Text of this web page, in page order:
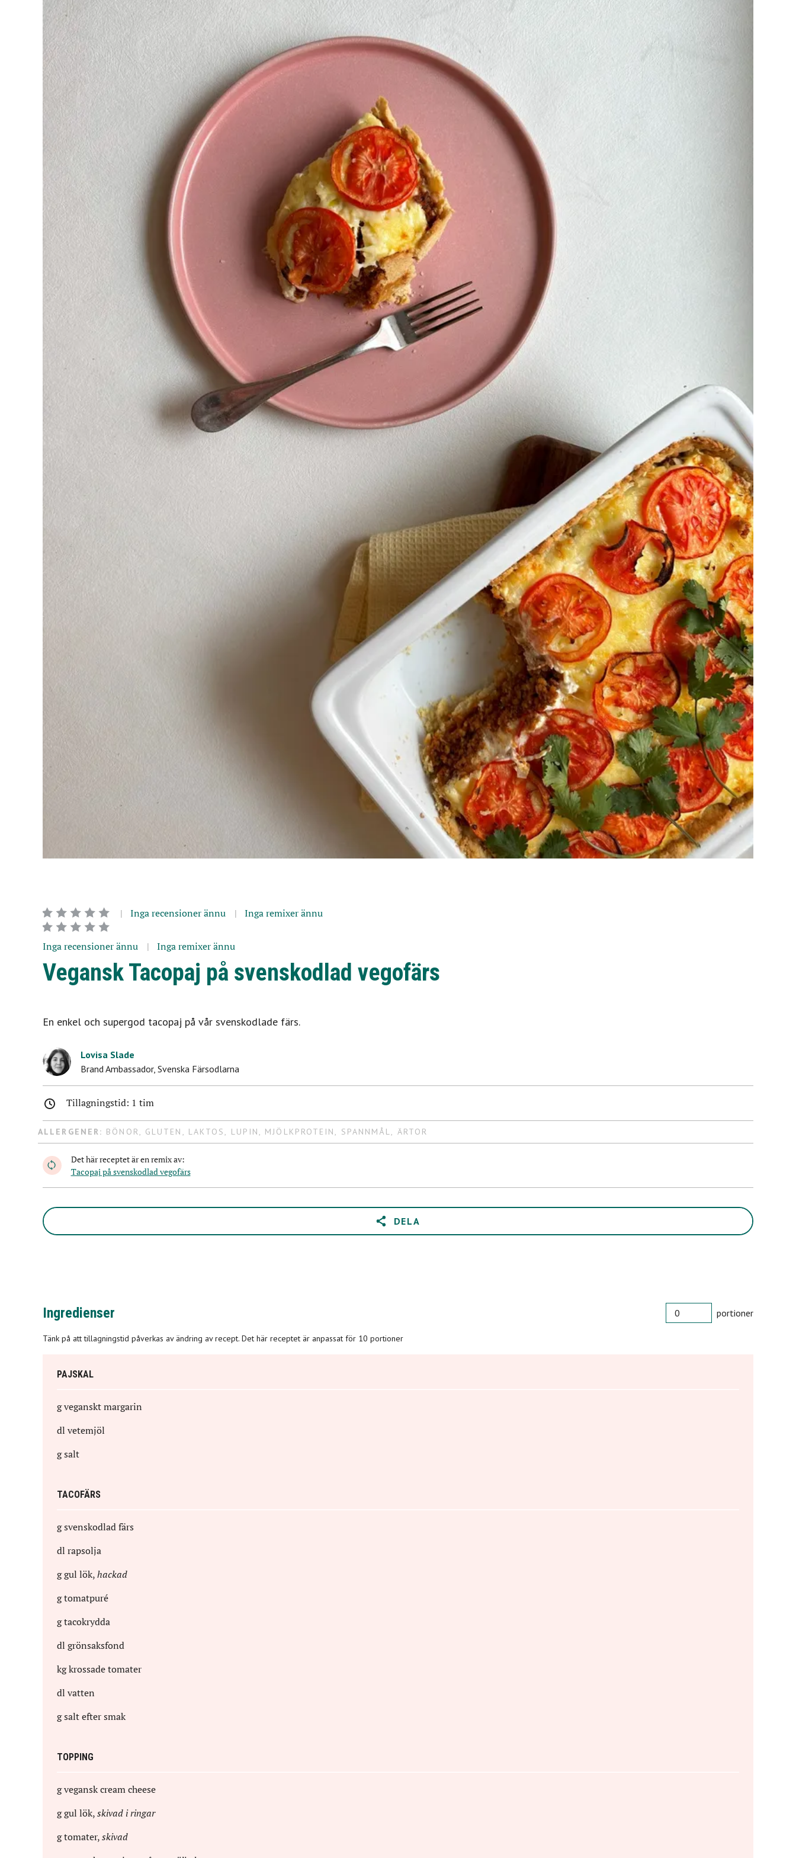
Inga recensioner ännu Inga remixer ännu
Inga recensioner ännu Inga remixer ännu
Vegansk Tacopaj på svenskodlad vegofärs
En enkel och supergod tacopaj på vår svenskodlade färs.
Lovisa Slade
Brand Ambassador, Svenska Färsodlarna
Tillagningstid: 1 tim
ALLERGENER: BÖNOR, GLUTEN , LAKTOS, LUPIN, MJÖLKPROTEIN, SPANNMÅL, ÄRTOR
Det här receptet är en remix av:
Tacopaj på svenskodlad vegofärs
DELA
Ingredienser
PORTIONER
portioner
Tänk på att tillagningstid påverkas av ändring av recept. Det här receptet är anpassat för 10 portioner
PAJSKAL
gveganskt margarin
dl vetemjöl
gsalt
TACOFÄRS
gsvenskodlad färs
dl rapsolja
ggul lök,hackad
gtomatpuré
gtacokrydda
dl grönsaksfond
kgkrossade tomater
dl vatten
gsalt efter smak
TOPPING
gvegansk cream cheese
ggul lök,skivad i ringar
gtomater,skivad